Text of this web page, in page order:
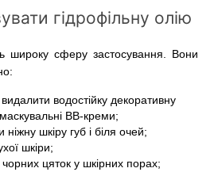
гідрофільну олію
широку сферу застосування. Вони
водостійку декоративну
ВВ-креми;
шкіру губ і біля очей;
шкіри;
цяток у шкірних порах;